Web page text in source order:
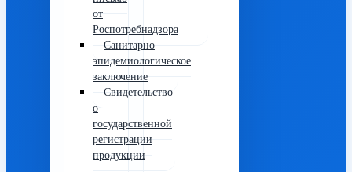
от
Роспотребнадзора
Санитарно
эпидемиологическое
заключение
Свидетельство
о
государственной
регистрации
продукции